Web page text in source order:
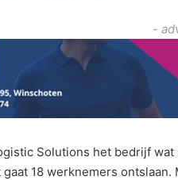
-
Solutions het bedrijf
18 werknemers